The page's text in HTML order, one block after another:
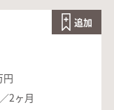
追加
円
2ヶ月